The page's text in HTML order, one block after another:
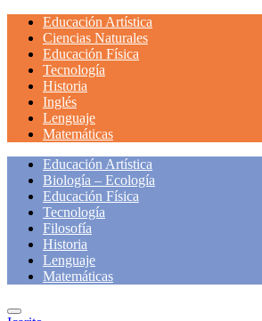
Educación Artística
Ciencias Naturales
Educación Física
Tecnología
Historia
Inglés
Lenguaje
Matemáticas
Educación Artística
Biología – Ecología
Educación Física
Tecnología
Filosofía
Historia
Lenguaje
Matemáticas